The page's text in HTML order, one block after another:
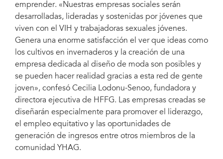
emprender. «Nuestras empresas sociales serán
desarrolladas, lideradas y sostenidas por jóvenes que
viven con el VIH y trabajadoras sexuales jóvenes.
Genera una enorme satisfacción el ver que ideas como
los cultivos en invernaderos y la creación de una
empresa dedicada al diseño de moda son posibles y
se pueden hacer realidad gracias a esta red de gente
joven», confesó Cecilia Lodonu-Senoo, fundadora y
directora ejecutiva de HFFG. Las empresas creadas se
diseñarán especialmente para promover el liderazgo,
el empleo equitativo y las oportunidades de
generación de ingresos entre otros miembros de la
comunidad YHAG.